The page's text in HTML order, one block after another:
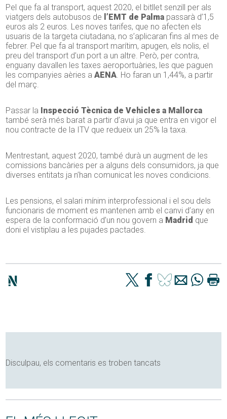
Pel que fa al transport, aquest 2020, el bitllet senzill per als
viatgers dels autobusos de l’EMT de Palma passarà d’1,5
euros als 2 euros. Les noves tarifes, que no afecten els
usuaris de la targeta ciutadana, no s’aplicaran fins al mes de
febrer. Pel que fa al transport marítim, apugen, els nolis, el
preu del transport d’un port a un altre. Però, per contra,
enguany davallen les taxes aeroportuàries, les que paguen
les companyies aèries aAENA. Ho faran un 1,44%, a partir
del març.
Passar la Inspecció Tècnica de Vehicles a Mallorca
també serà més barat a partir d’avui ja que entra en vigor el
nou contracte de la ITV que redueix un 25% la taxa.
Mentrestant, aquest 2020, també durà un augment de les
comissions bancàries per a alguns dels consumidors, ja que
diverses entitats ja n’han comunicat les noves condicions.
Les pensions, el salari mínim interprofessional i el sou dels
funcionaris de moment es mantenen amb el canvi d’any en
espera de la conformació d’un nou govern a Madrid que
doni el vistiplau a les pujades pactades.
Disculpau, els comentaris es troben tancats